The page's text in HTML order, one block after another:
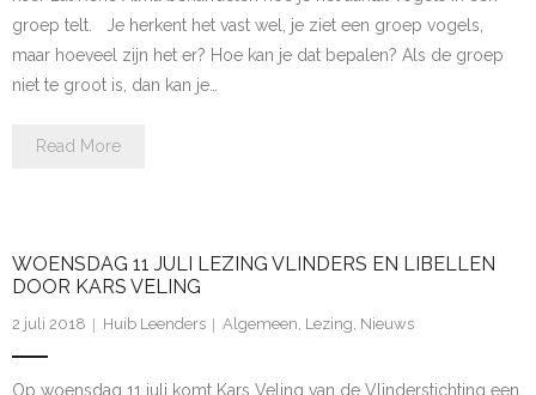
- Publicaties
- Nieuws
- Grauwe Gans
groep telt. Je herkent het vast wel, je ziet een groep vogels,
maar hoeveel zijn het er? Hoe kan je dat bepalen? Als de groep
niet te groot is, dan kan je…
Read More
WOENSDAG 11 JULI LEZING VLINDERS EN LIBELLEN
DOOR KARS VELING
2 juli 2018 Huib Leenders Algemeen, Lezing, Nieuws
Op woensdag 11 juli komt Kars Veling van de Vlinderstichting een